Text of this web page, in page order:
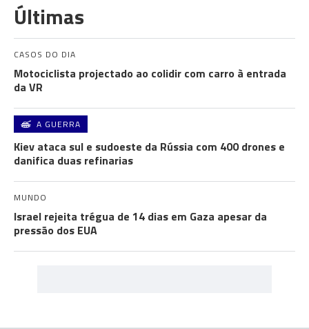
Últimas
CASOS DO DIA
Motociclista projectado ao colidir com carro à entrada
da VR
A GUERRA
Kiev ataca sul e sudoeste da Rússia com 400 drones e
danifica duas refinarias
MUNDO
Israel rejeita trégua de 14 dias em Gaza apesar da
pressão dos EUA